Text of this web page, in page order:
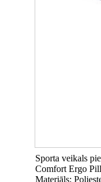
Sporta veikals
Comfort Ergo
Materiāls: